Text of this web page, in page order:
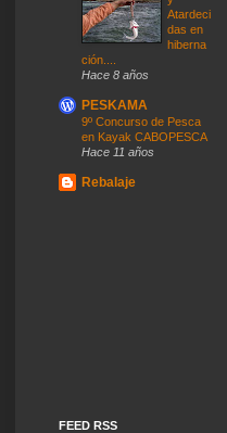
Atardeci
das en
hiberna
ción....
Hace 8 años
PESKAMA
9º Concurso de Pesca
en Kayak CABOPESCA
Hace 11 años
Rebalaje
FEED RSS